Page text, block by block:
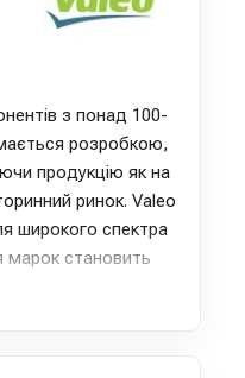
з понад 100-
розробкою,
продукцію як на
ринок. Valeo
широкого спектра
марок становить